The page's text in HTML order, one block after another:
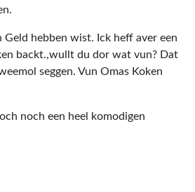
Geld hebben wist. Ick heff aver een
backt.,wullt du dor wat vun? Dat
seggen. Vun Omas Koken
noch een heel komodigen